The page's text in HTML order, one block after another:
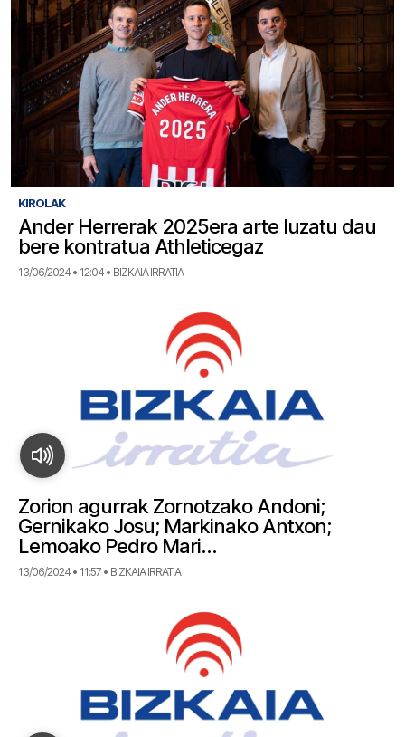
KIROLAK
Ander Herrerak 2025era arte luzatu dau
bere kontratua Athleticegaz
13/06/2024 • 12:04 • BIZKAIA IRRATIA
Zorion agurrak Zornotzako Andoni;
Gernikako Josu; Markinako Antxon;
Lemoako Pedro Mari…
13/06/2024 • 11:57 • BIZKAIA IRRATIA